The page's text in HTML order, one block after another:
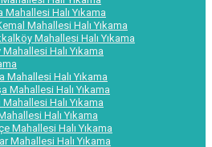
Mahallesi Halı Yıkama
Mahallesi Halı Yıkama
Mahallesi Halı Yıkama
Halı Yıkama
Mahallesi Halı Yıkama
Mahallesi Halı Yıkama
Halı Yıkama
Halı Yıkama
Mahallesi Halı Yıkama
Mahallesi Halı Yıkama